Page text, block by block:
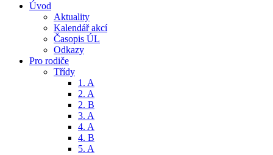
Úvod
Aktuality
Kalendář akcí
Časopis ÚL
Odkazy
Pro rodiče
Třídy
1. A
2. A
2. B
3. A
4. A
4. B
5. A